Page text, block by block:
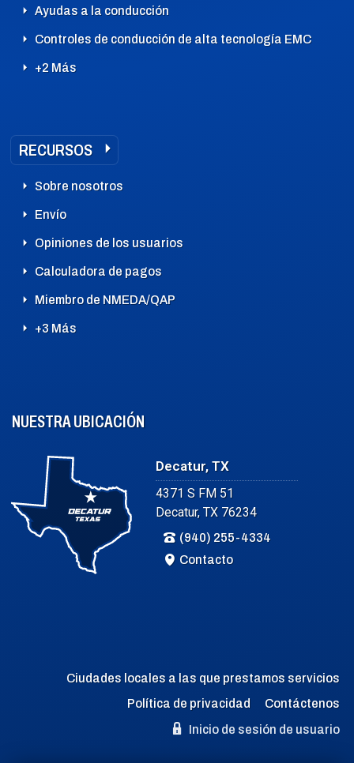
Ayudas a la conducción
Controles de conducción de alta tecnología EMC
+2 Más
RECURSOS
Sobre nosotros
Envío
Opiniones de los usuarios
Calculadora de pagos
Miembro de NMEDA/QAP
+3 Más
NUESTRA UBICACIÓN
Decatur, TX
4371 S FM 51
Decatur, TX 76234
(940) 255-4334
Contacto
Ciudades locales a las que prestamos servicios
Política de privacidad
Contáctenos
Inicio de sesión de usuario